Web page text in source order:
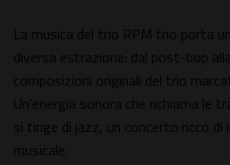
La musica del trio RPM trio porta
diversa estrazione: dal post-bop
composizioni originali del trio
Un'energia sonora che richiama le
si tinge di jazz, un concerto ricco
musicale.